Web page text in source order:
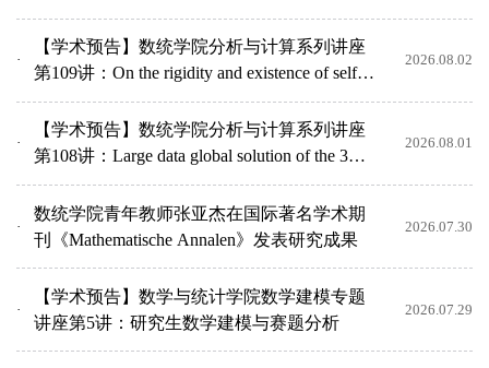
Couette flow in w...
【学术预告】数统学院分析与计算系列讲座
第109讲：On the rigidity and existence of self-
similar solu...
2026.08.02
【学术预告】数统学院分析与计算系列讲座
第108讲：Large data global solution of the 3D
RVM system wi...
2026.08.01
数统学院青年教师张亚杰在国际著名学术期
刊《Mathematische Annalen》发表研究成果
2026.07.30
【学术预告】数学与统计学院数学建模专题
讲座第5讲：研究生数学建模与赛题分析
2026.07.29